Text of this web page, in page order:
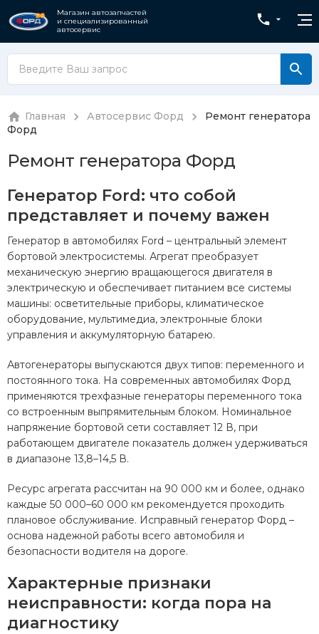
Магазин автозапчастей
и специализированный
автосервис
Главная Автосервис Форд
Ремонт генератора
Форд
Ремонт генератора Форд
Генератор Ford: что собой
представляет и почему важен
Генератор в автомобилях Ford – центральный элемент
бортовой электросистемы. Агрегат преобразует
механическую энергию вращающегося двигателя в
электрическую и обеспечивает питанием все системы
машины: осветительные приборы, климатическое
оборудование, мультимедиа, электронные блоки
управления и аккумуляторную батарею.
Автогенераторы выпускаются двух типов: переменного и
постоянного тока. На современных автомобилях Форд
применяются трехфазные генераторы переменного тока
со встроенным выпрямительным блоком. Номинальное
напряжение бортовой сети составляет 12 В, при
работающем двигателе показатель должен удерживаться
в диапазоне 13,8–14,5 В.
Ресурс агрегата рассчитан на 90 000 км и более, однако
каждые 50 000–60 000 км рекомендуется проходить
плановое обслуживание. Исправный генератор Форд –
основа надежной работы всего автомобиля и
безопасности водителя на дороге.
Характерные признаки
неисправности: когда пора на
диагностику